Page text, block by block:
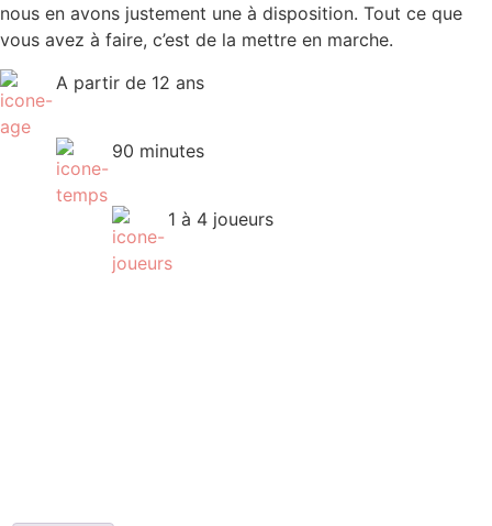
nous en avons justement une à disposition. Tout ce que
vous avez à faire, c’est de la mettre en marche.
A partir de 12 ans
90 minutes
1 à 4 joueurs